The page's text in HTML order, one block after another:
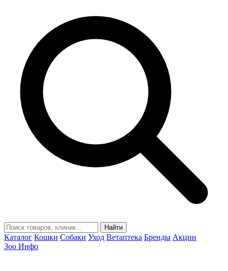
Найти
Каталог Кошки Собаки Уход Ветаптека Бренды Акции
Зоо Инфо